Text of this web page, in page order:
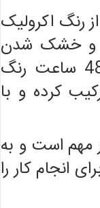
رنگ اکرولیک
و خشک شدن
کامل بندکشی آجرها، بعد از 48 ساعت رنگ
کرده و با
مهم است و به
انجام کار را